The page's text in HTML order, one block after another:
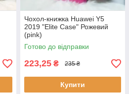
Чохол-книжка Huawei Y5
2019 "Elite Case" Рожевий
(pink)
Готово до відправки
223,25 ₴ 235 ₴
Купити